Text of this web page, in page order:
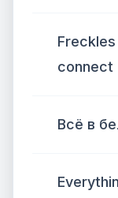
connect
Всё в